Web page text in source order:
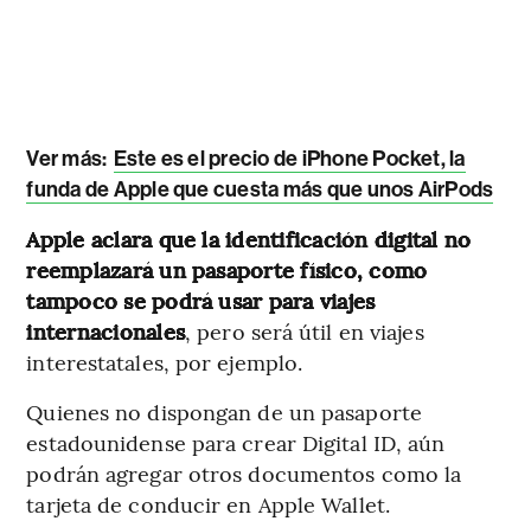
Ver más: Este es el precio de iPhone Pocket, la
funda de Apple que cuesta más que unos AirPods
Apple aclara que la identificación digital no
reemplazará un pasaporte físico, como
tampoco se podrá usar para viajes
internacionales, pero será útil en viajes
interestatales, por ejemplo.
Quienes no dispongan de un pasaporte
estadounidense para crear Digital ID, aún
podrán agregar otros documentos como la
tarjeta de conducir en Apple Wallet.